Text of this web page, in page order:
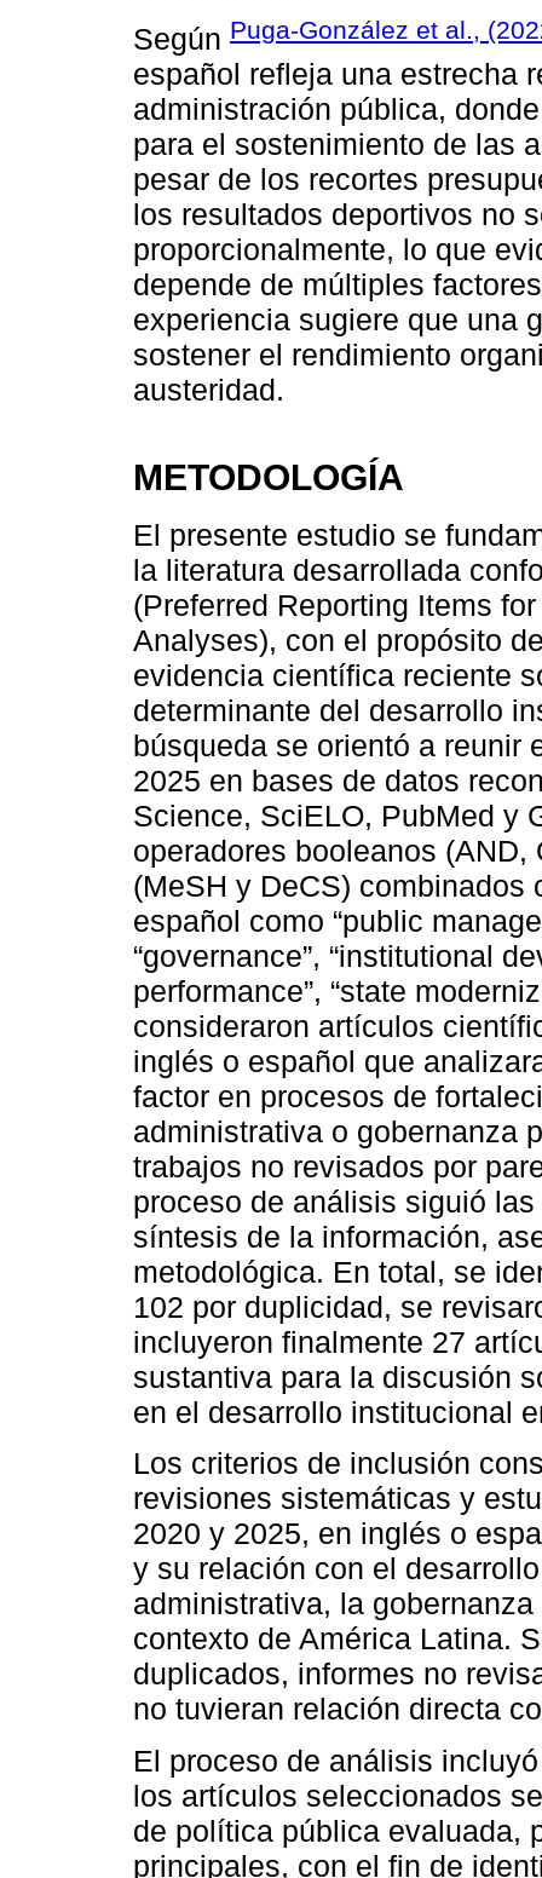
Según Puga-González et al.,
español refleja una estrecha
administración pública,
para el sostenimiento de las
pesar de los recortes
los resultados deportivos no
proporcionalmente, lo que
depende de múltiples
experiencia sugiere que una
sostener el rendimiento
austeridad.
METODOLOGÍA
El presente estudio se
la literatura desarrollada
(Preferred Reporting Items
Analyses), con el propósito
evidencia científica reciente
determinante del desarrollo
búsqueda se orientó a reunir
2025 en bases de datos
Science, SciELO, PubMed y
operadores booleanos
(MeSH y DeCS)
español como “public
“governance”, “institutional
performance”, “state
consideraron artículos
inglés o español que
factor en procesos de
administrativa o gobernanza
trabajos no revisados por
proceso de análisis siguió
síntesis de la información,
metodológica. En total, se
102 por duplicidad, se
incluyeron finalmente 27
sustantiva para la discusión
en el desarrollo institucional
Los criterios de inclusión
revisiones sistemáticas y
2020 y 2025, en inglés o
y su relación con el
administrativa, la
contexto de América Latina.
duplicados, informes no
no tuvieran relación directa
El proceso de análisis
los artículos seleccionados
de política pública evaluada,
principales, con el fin de